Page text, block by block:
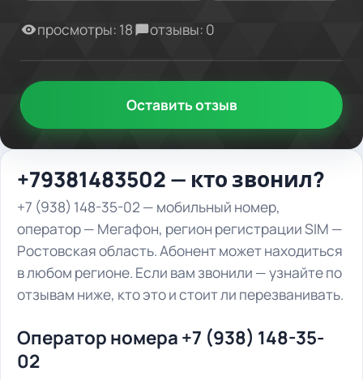
просмотры: 18 отзывы: 0
Оставить отзыв
+79381483502 — кто звонил?
+7 (938) 148-35-02 — мобильный номер,
оператор — Мегафон, регион регистрации SIM —
Ростовская область. Абонент может находиться
в любом регионе. Если вам звонили — узнайте по
отзывам ниже, кто это и стоит ли перезванивать.
Оператор номера +7 (938) 148-35-
02